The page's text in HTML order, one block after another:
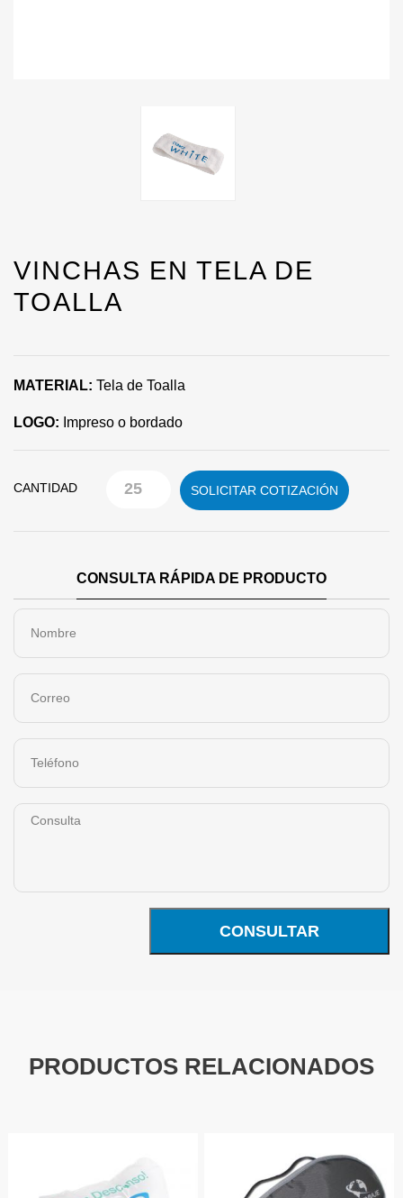
VINCHAS EN TELA DE
TOALLA
MATERIAL: Tela de Toalla
LOGO: Impreso o bordado
CANTIDAD SOLICITAR COTIZACIÓN
CONSULTA RÁPIDA DE PRODUCTO
CONSULTAR
PRODUCTOS RELACIONADOS